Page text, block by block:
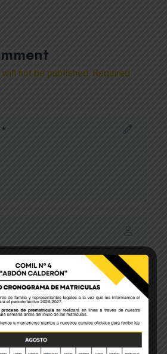
not be published. Required
and website in this browser
I comment.